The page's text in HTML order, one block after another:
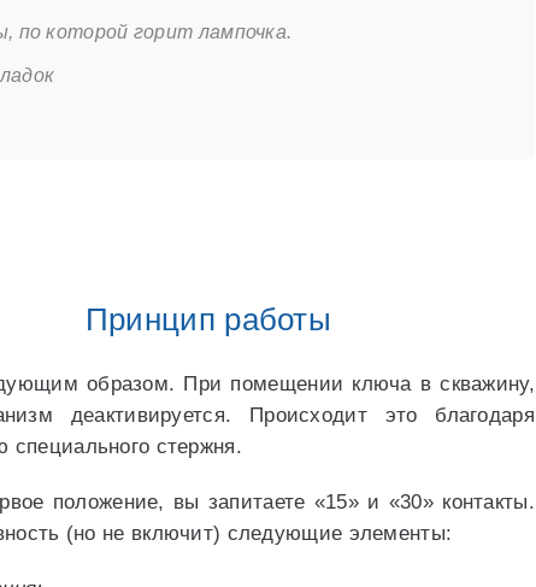
по которой горит лампочка.
Принцип работы
образом. При помещении ключа в скважину,
деактивируется. Происходит это благодаря
стержня.
положение, вы запитаете «15» и «30» контакты.
(но не включит) следующие элементы: